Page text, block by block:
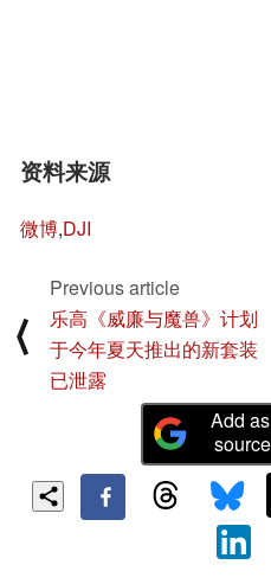
资料来源
微博,DJI
⟨
Previous article
乐高《威廉与魔兽》计划
于今年夏天推出的新套装
已泄露
Add